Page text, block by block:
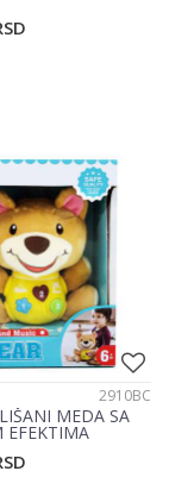
2910BC
MEDA SA
EFEKTIMA